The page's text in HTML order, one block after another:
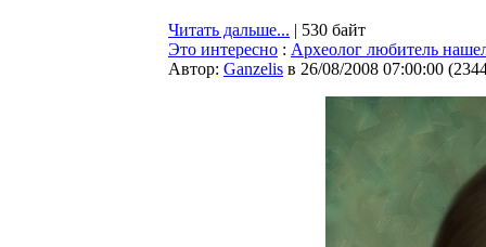
Читать дальше... | 530 байт
Это интересно : Археолог любитель
Автор: Ganzelis в 26/08/2008 07:00:00 (